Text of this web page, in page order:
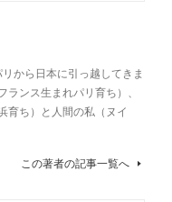
から日本に引っ越してきま
ンス生まれパリ育ち）、
育ち）と人間の私（ヌイ
この著者の記事一覧へ